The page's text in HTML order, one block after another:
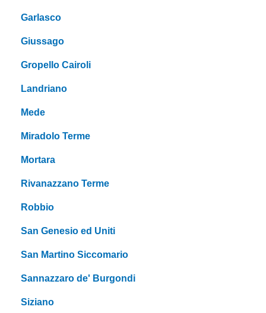
Garlasco
Giussago
Gropello Cairoli
Landriano
Mede
Miradolo Terme
Mortara
Rivanazzano Terme
Robbio
San Genesio ed Uniti
San Martino Siccomario
Sannazzaro de' Burgondi
Siziano